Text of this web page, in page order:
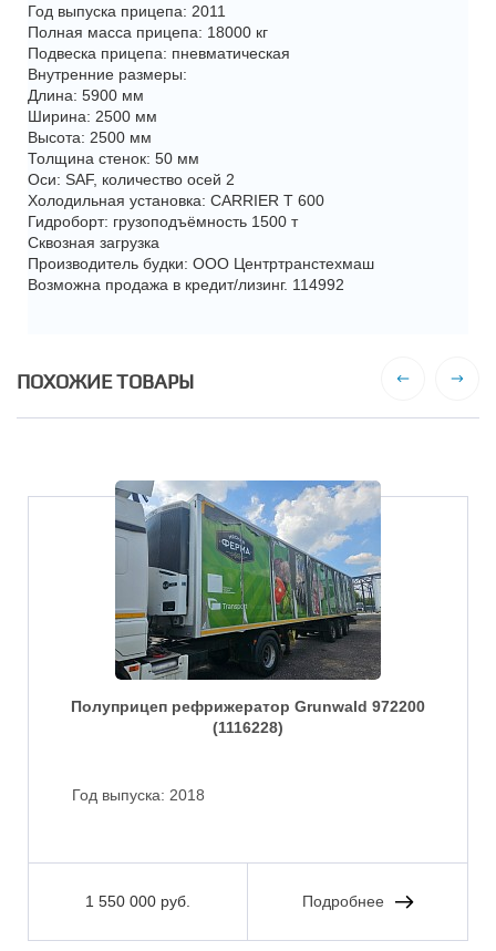
Год выпуска прицепа: 2011
Полная масса прицепа: 18000 кг
Подвеска прицепа: пневматическая
Внутренние размеры:
Длина: 5900 мм
Ширина: 2500 мм
Высота: 2500 мм
Толщина стенок: 50 мм
Оси: SAF, количество осей 2
Холодильная установка: CARRIER T 600
Гидроборт: грузоподъёмность 1500 т
Сквозная загрузка
Производитель будки: ООО Центртранстехмаш
Возможна продажа в кредит/лизинг. 114992
ПОХОЖИЕ ТОВАРЫ
Полуприцеп рефрижератор Grunwald 972200
(1116228)
Год выпуска: 2018
1 550 000 руб. Подробнее